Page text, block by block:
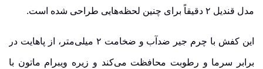
مدل قندیل ۲ دقیقاً برای چنین لحظه‌هایی طراحی شده است.
این کفش با چرم جیر ضدآب و ضخامت ۲ میلی‌متر، از پاهایت در
برابر سرما و رطوبت محافظت می‌کند و زیره ویبرام ماتون با